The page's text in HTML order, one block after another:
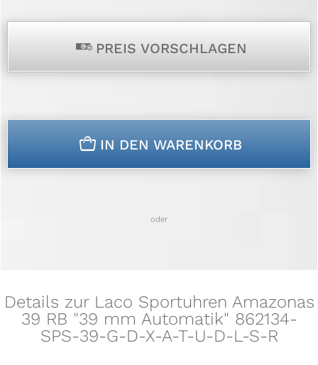
p PREIS VORSCHLAGEN
n IN DEN WARENKORB
oder
Details zur Laco Sportuhren Amazonas
39 RB "39 mm Automatik" 862134-
SPS-39-G-D-X-A-T-U-D-L-S-R